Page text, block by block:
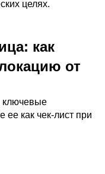
целях.
как
от
ключевые
ее как чек-лист при